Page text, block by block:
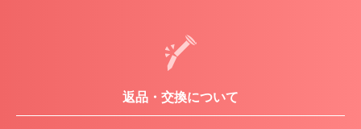
返品・交換について